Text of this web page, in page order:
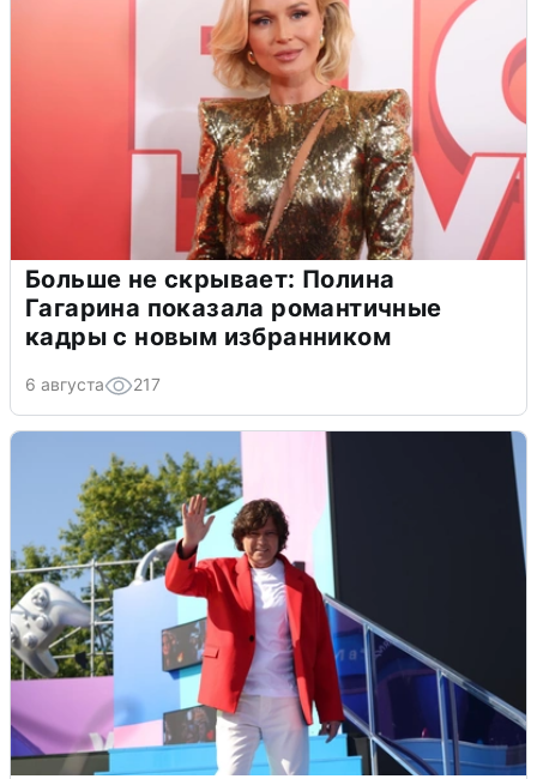
Больше не скрывает: Полина
Гагарина показала романтичные
кадры с новым избранником
6 августа 217